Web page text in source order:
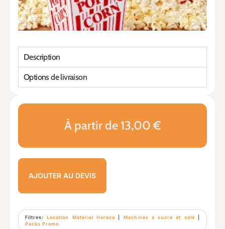
À partir de 13,00 €
AJOUTER AU DEVIS
Filtres:Location Matériel Horeca Machines à sucré et salé
Packs Promo
Description
Options de livraison